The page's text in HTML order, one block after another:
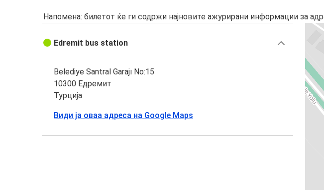
Напомена: билетот ќе ги содржи најновите ажурирани информации за
Edremit bus station
Belediye Santral Garajı No:15
10300 Едремит
Турција
Види ја оваа адреса на Google Maps